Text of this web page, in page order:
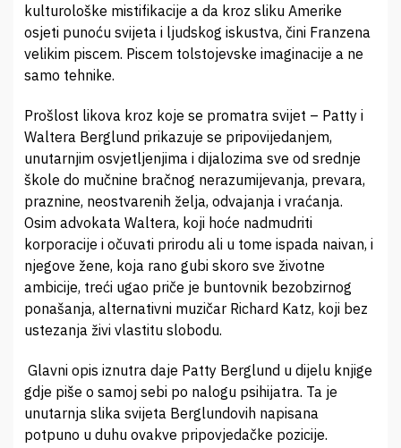
kulturološke mistifikacije a da kroz sliku Amerike
osjeti punoću svijeta i ljudskog iskustva, čini Franzena
velikim piscem. Piscem tolstojevske imaginacije a ne
samo tehnike.
Prošlost likova kroz koje se promatra svijet – Patty i
Waltera Berglund prikazuje se pripovijedanjem,
unutarnjim osvjetljenjima i dijalozima sve od srednje
škole do mučnine bračnog nerazumijevanja, prevara,
praznine, neostvarenih želja, odvajanja i vraćanja.
Osim advokata Waltera, koji hoće nadmudriti
korporacije i očuvati prirodu ali u tome ispada naivan, i
njegove žene, koja rano gubi skoro sve životne
ambicije, treći ugao priče je buntovnik bezobzirnog
ponašanja, alternativni muzičar Richard Katz, koji bez
ustezanja živi vlastitu slobodu.
Glavni opis iznutra daje Patty Berglund u dijelu knjige
gdje piše o samoj sebi po nalogu psihijatra. Ta je
unutarnja slika svijeta Berglundovih napisana
potpuno u duhu ovakve pripovjedačke pozicije.